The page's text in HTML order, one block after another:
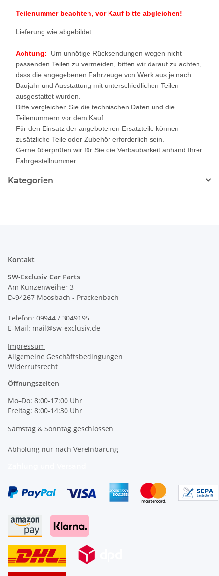
Teilenummer beachten, vor Kauf bitte abgleichen!
Lieferung wie abgebildet.
Achtung: Um unnötige Rücksendungen wegen nicht
passenden Teilen zu vermeiden, bitten wir darauf zu achten,
dass die angegebenen Fahrzeuge von Werk aus je nach
Baujahr und Ausstattung mit unterschiedlichen Teilen
ausgestattet wurden.
Bitte vergleichen Sie die technischen Daten und die
Teilenummern vor dem Kauf.
Für den Einsatz der angebotenen Ersatzteile können
zusätzliche Teile oder Zubehör erforderlich sein.
Gerne überprüfen wir für Sie die Verbaubarkeit anhand Ihrer
Fahrgestellnummer.
Kategorien
Kontakt
SW-Exclusiv Car Parts
Am Kunzenweiher 3
D-94267 Moosbach - Prackenbach
Telefon: 09944 / 3049195
E-Mail: mail@sw-exclusiv.de
Impressum
Allgemeine Geschäftsbedingungen
Widerrufsrecht
Öffnungszeiten
Mo–Do: 8:00-17:00 Uhr
Freitag: 8:00-14:30 Uhr
Samstag & Sonntag geschlossen
Abholung nur nach Vereinbarung